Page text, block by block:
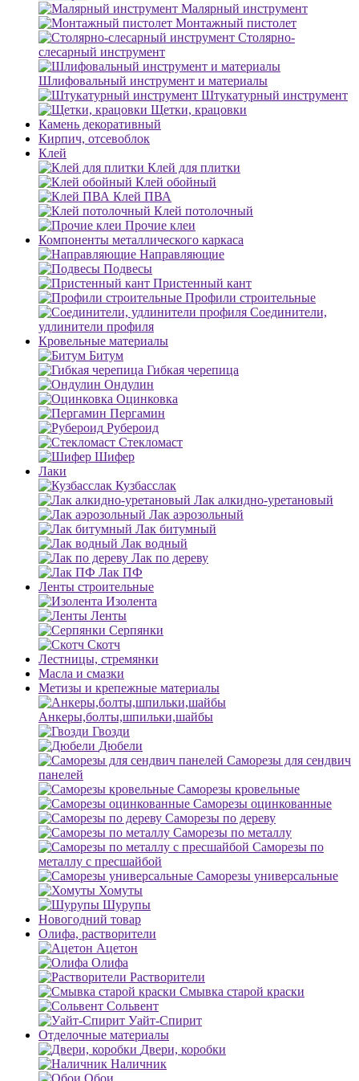
Малярный инструмент
Монтажный пистолет
Столярно-
слесарный инструмент
Шлифовальный инструмент и материалы
Штукатурный инструмент
Щетки, крацовки
Камень декоративный
Кирпич, отсевоблок
Клей
Клей для плитки
Клей обойный
Клей ПВА
Клей потолочный
Прочие клеи
Компоненты металлического каркаса
Направляющие
Подвесы
Пристенный кант
Профили строительные
Соединители,
удлинители профиля
Кровельные материалы
Битум
Гибкая черепица
Ондулин
Оцинковка
Пергамин
Рубероид
Стекломаст
Шифер
Лаки
Кузбасслак
Лак алкидно-уретановый
Лак аэрозольный
Лак битумный
Лак водный
Лак по дереву
Лак ПФ
Ленты строительные
Изолента
Ленты
Серпянки
Скотч
Лестницы, стремянки
Масла и смазки
Метизы и крепежные материалы
Анкеры,болты,шпильки,шайбы
Гвозди
Дюбели
Саморезы для сендвич
панелей
Саморезы кровельные
Саморезы оцинкованные
Саморезы по дереву
Саморезы по металлу
Саморезы по
металлу с пресшайбой
Саморезы универсальные
Хомуты
Шурупы
Новогодний товар
Олифа, растворители
Ацетон
Олифа
Растворители
Смывка старой краски
Сольвент
Уайт-Спирит
Отделочные материалы
Двери, коробки
Наличник
Обои